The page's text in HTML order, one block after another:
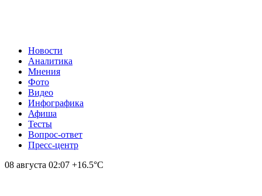
Новости
Аналитика
Мнения
Фото
Видео
Инфографика
Афиша
Тесты
Вопрос-ответ
Пресс-центр
08 августа 02:07 +16.5°С